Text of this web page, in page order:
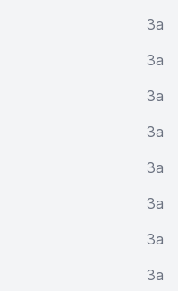
3a
3a
3a
3a
3a
3a
3a
3a